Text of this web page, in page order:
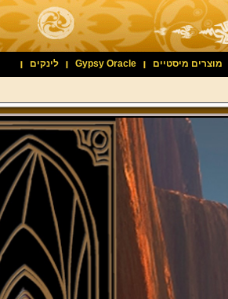
מוצרים מיסטיים Gypsy Oracle לינקים